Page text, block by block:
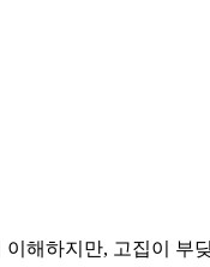
해하지만, 고집이 부